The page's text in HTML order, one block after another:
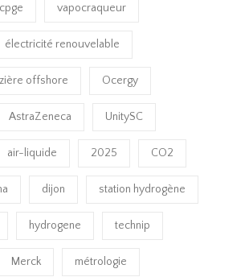
cpge vapocraqueur
électricité renouvelable
offshore Ocergy
AstraZeneca UnitySC
air-liquide 2025 CO2
dijon station hydrogène
hydrogene technip
Merck métrologie